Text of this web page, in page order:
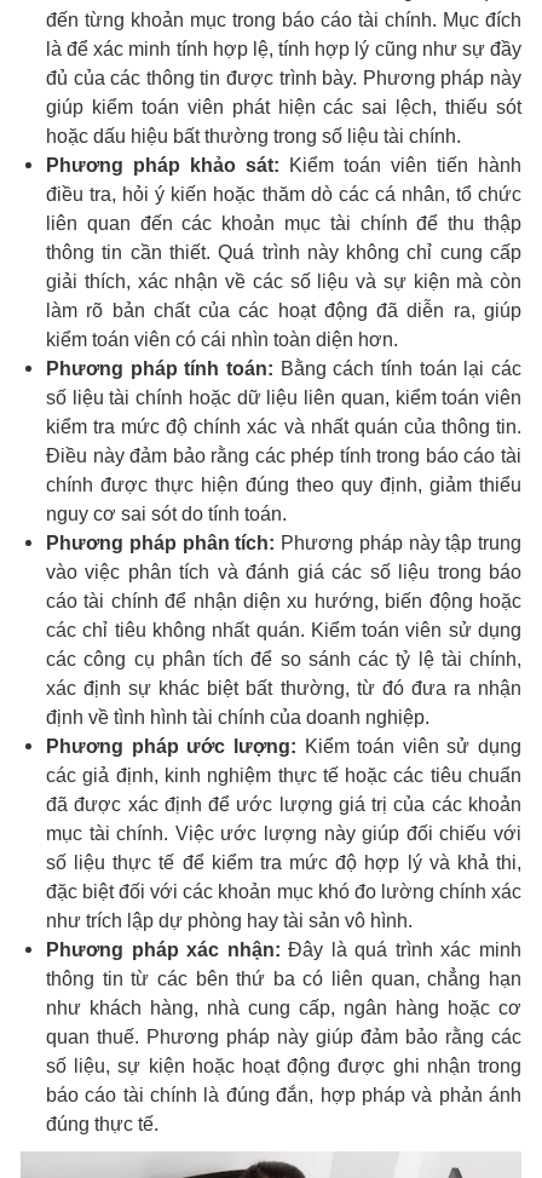
đến từng khoản mục trong báo cáo tài chính. Mục đích
là để xác minh tính hợp lệ, tính hợp lý cũng như sự đầy
đủ của các thông tin được trình bày. Phương pháp này
giúp kiểm toán viên phát hiện các sai lệch, thiếu sót
hoặc dấu hiệu bất thường trong số liệu tài chính.
Phương pháp khảo sát: Kiểm toán viên tiến hành
điều tra, hỏi ý kiến hoặc thăm dò các cá nhân, tổ chức
liên quan đến các khoản mục tài chính để thu thập
thông tin cần thiết. Quá trình này không chỉ cung cấp
giải thích, xác nhận về các số liệu và sự kiện mà còn
làm rõ bản chất của các hoạt động đã diễn ra, giúp
kiểm toán viên có cái nhìn toàn diện hơn.
Phương pháp tính toán: Bằng cách tính toán lại các
số liệu tài chính hoặc dữ liệu liên quan, kiểm toán viên
kiểm tra mức độ chính xác và nhất quán của thông tin.
Điều này đảm bảo rằng các phép tính trong báo cáo tài
chính được thực hiện đúng theo quy định, giảm thiểu
nguy cơ sai sót do tính toán.
Phương pháp phân tích: Phương pháp này tập trung
vào việc phân tích và đánh giá các số liệu trong báo
cáo tài chính để nhận diện xu hướng, biến động hoặc
các chỉ tiêu không nhất quán. Kiểm toán viên sử dụng
các công cụ phân tích để so sánh các tỷ lệ tài chính,
xác định sự khác biệt bất thường, từ đó đưa ra nhận
định về tình hình tài chính của doanh nghiệp.
Phương pháp ước lượng: Kiểm toán viên sử dụng
các giả định, kinh nghiệm thực tế hoặc các tiêu chuẩn
đã được xác định để ước lượng giá trị của các khoản
mục tài chính. Việc ước lượng này giúp đối chiếu với
số liệu thực tế để kiểm tra mức độ hợp lý và khả thi,
đặc biệt đối với các khoản mục khó đo lường chính xác
như trích lập dự phòng hay tài sản vô hình.
Phương pháp xác nhận: Đây là quá trình xác minh
thông tin từ các bên thứ ba có liên quan, chẳng hạn
như khách hàng, nhà cung cấp, ngân hàng hoặc cơ
quan thuế. Phương pháp này giúp đảm bảo rằng các
số liệu, sự kiện hoặc hoạt động được ghi nhận trong
báo cáo tài chính là đúng đắn, hợp pháp và phản ánh
đúng thực tế.